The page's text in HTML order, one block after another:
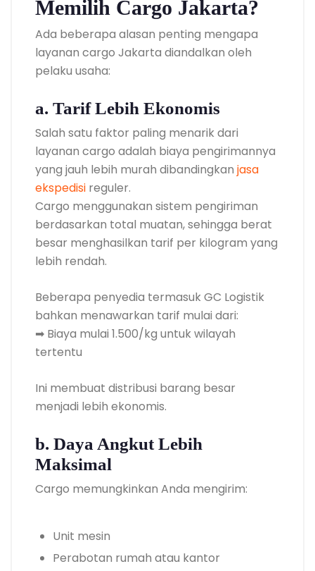
Memilih Cargo Jakarta?
Ada beberapa alasan penting mengapa
layanan cargo Jakarta diandalkan oleh
pelaku usaha:
a. Tarif Lebih Ekonomis
Salah satu faktor paling menarik dari
layanan cargo adalah biaya pengirimannya
yang jauh lebih murah dibandingkan jasa
ekspedisi reguler.
Cargo menggunakan sistem pengiriman
berdasarkan total muatan, sehingga berat
besar menghasilkan tarif per kilogram yang
lebih rendah.
Beberapa penyedia termasuk GC Logistik
bahkan menawarkan tarif mulai dari:
➡ Biaya mulai 1.500/kg untuk wilayah
tertentu
Ini membuat distribusi barang besar
menjadi lebih ekonomis.
b. Daya Angkut Lebih
Maksimal
Cargo memungkinkan Anda mengirim:
Unit mesin
Perabotan rumah atau kantor